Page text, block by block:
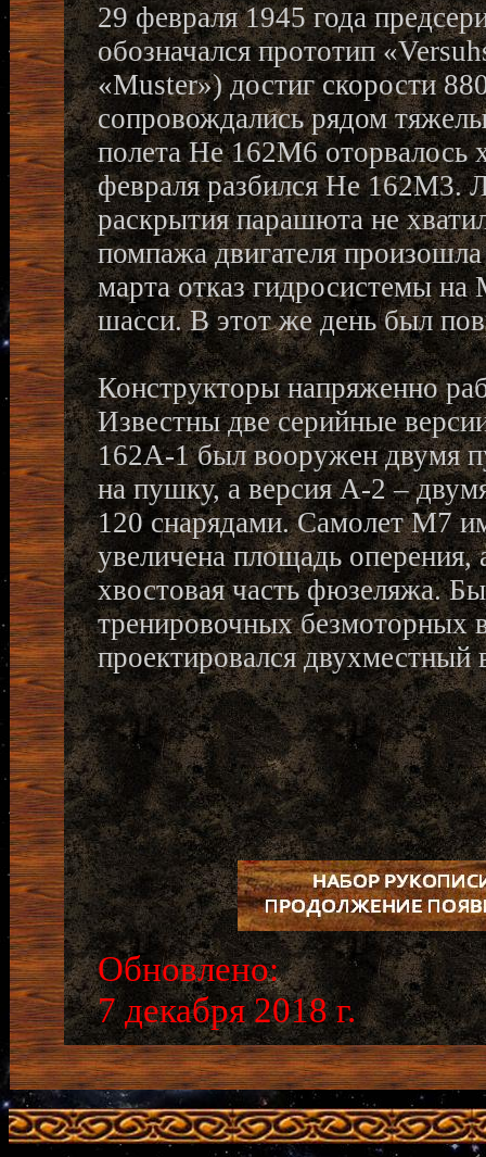
29 февраля 1945 года
обозначался прототип
«Muster») достиг скорости
сопровождались рядом
полета He 162M6 оторвалось
февраля разбился He 162M3.
раскрытия парашюта не
помпажа двигателя
марта отказ гидросистемы
шасси. В этот же день был
Конструкторы напряженно
Известны две серийные
162A-1 был вооружен двумя
на пушку, а версия A-2 –
120 снарядами. Самолет M7
увеличена площадь
хвостовая часть фюзеляжа.
тренировочных безмоторных
проектировался двухместный
Обновлено:
7 декабря 2018 г.